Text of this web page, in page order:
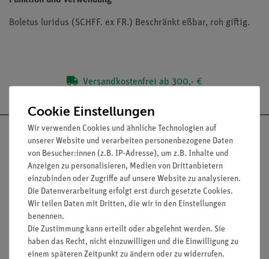
Boletus luridus (SCHFF. ex FR.) Beschränkt eßbar, roh giftig.
Versandkostenfrei ab 300,- €
Nach oben
Informationen Service
Cookie Einstellungen
Wir verwenden Cookies und ähnliche Technologien auf
unserer Website und verarbeiten personenbezogene Daten
von Besucher:innen (z.B. IP-Adresse), um z.B. Inhalte und
Anzeigen zu personalisieren, Medien von Drittanbietern
einzubinden oder Zugriffe auf unsere Website zu analysieren.
Die Datenverarbeitung erfolgt erst durch gesetzte Cookies.
Wir teilen Daten mit Dritten, die wir in den Einstellungen
benennen.
Die Zustimmung kann erteilt oder abgelehnt werden. Sie
haben das Recht, nicht einzuwilligen und die Einwilligung zu
einem späteren Zeitpunkt zu ändern oder zu widerrufen.